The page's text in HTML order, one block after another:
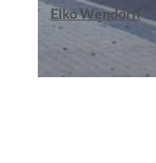
© Daniela Häfner
Elko Wendorff